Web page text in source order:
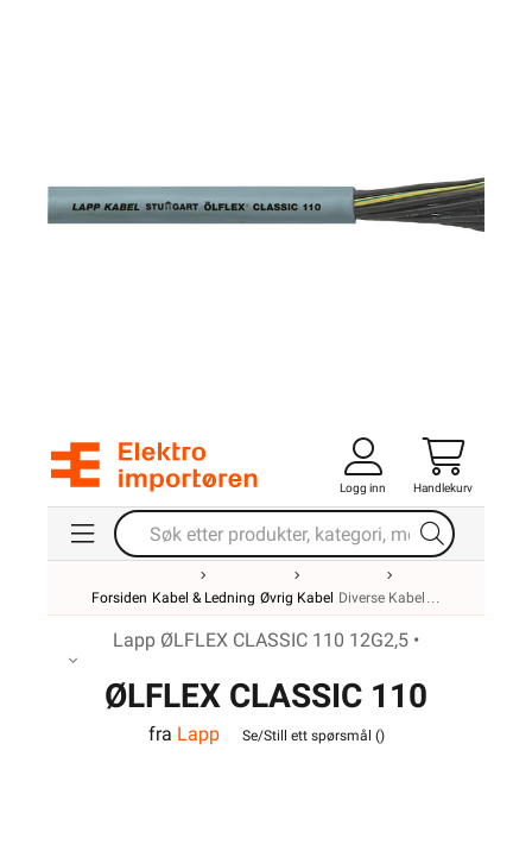
Logg inn Handlekurv
Forsiden Kabel & Ledning Øvrig Kabel Diverse Kabel
Lapp ØLFLEX CLASSIC 110 12G2,5 •
ØLFLEX CLASSIC 110
12G2,5
fra Lapp Se/Still ett spørsmål ()